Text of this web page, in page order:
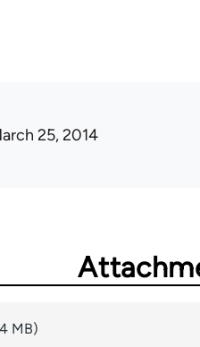
25, 2014
MB)